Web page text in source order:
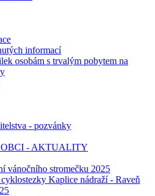
informací
osobám s trvalým pobytem na
- pozvánky
- AKTUALITY
vánočního stromečku 2025
Kaplice nádraží - Raveň